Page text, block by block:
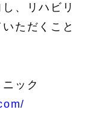
、リハビリ
ただくこと
ック